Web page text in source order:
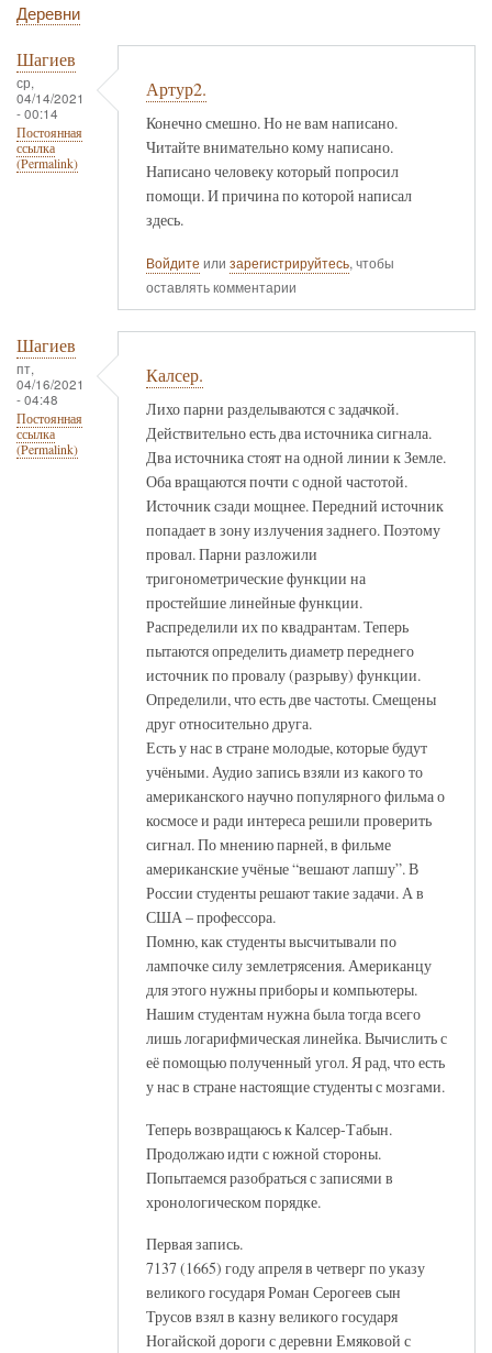
Деревни
Шагиев
ср,
04/14/2021
- 00:14
Постоянная
ссылка
(Permalink)
Артур2.
Конечно смешно. Но не вам написано.
Читайте внимательно кому написано.
Написано человеку который попросил
помощи. И причина по которой написал
здесь.
Войдите или зарегистрируйтесь, чтобы
оставлять комментарии
Шагиев
пт,
04/16/2021
- 04:48
Постоянная
ссылка
(Permalink)
Калсер.
Лихо парни разделываются с задачкой.
Действительно есть два источника сигнала.
Два источника стоят на одной линии к Земле.
Оба вращаются почти с одной частотой.
Источник сзади мощнее. Передний источник
попадает в зону излучения заднего. Поэтому
провал. Парни разложили
тригонометрические функции на
простейшие линейные функции.
Распределили их по квадрантам. Теперь
пытаются определить диаметр переднего
источник по провалу (разрыву) функции.
Определили, что есть две частоты. Смещены
друг относительно друга.
Есть у нас в стране молодые, которые будут
учёными. Аудио запись взяли из какого то
американского научно популярного фильма о
космосе и ради интереса решили проверить
сигнал. По мнению парней, в фильме
американские учёные “вешают лапшу”. В
России студенты решают такие задачи. А в
США – профессора.
Помню, как студенты высчитывали по
лампочке силу землетрясения. Американцу
для этого нужны приборы и компьютеры.
Нашим студентам нужна была тогда всего
лишь логарифмическая линейка. Вычислить с
её помощью полученный угол. Я рад, что есть
у нас в стране настоящие студенты с мозгами.
Теперь возвращаюсь к Калсер-Табын.
Продолжаю идти с южной стороны.
Попытаемся разобраться с записями в
хронологическом порядке.
Первая запись.
7137 (1665) году апреля в четверг по указу
великого государя Роман Серогеев сын
Трусов взял в казну великого государя
Ногайской дороги с деревни Емяковой с